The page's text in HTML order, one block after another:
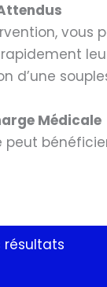
d’une
Médicale
peut
résultats